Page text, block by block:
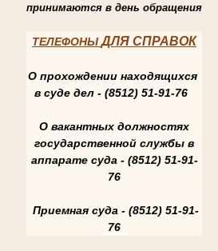
принимаются в день обращения
ТЕЛЕФОНЫДЛЯ СПРАВОК
О прохождении находящихся
в суде дел - (8512) 51-91-76
О вакантных должностях
государственной службы в
аппарате суда - (8512) 51-91-
76
Приемная суда - (8512) 51-91-
76